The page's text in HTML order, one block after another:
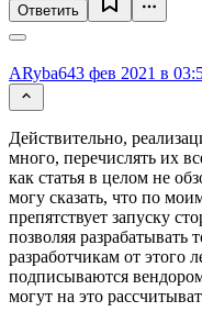
Ответить
ARyba643 фев 2021 в
Действительно,
много, перечислять их
как статья в целом не
могу сказать, что по
препятствует запуску
позволяя
разработчикам от этого
подписываются
могут на это